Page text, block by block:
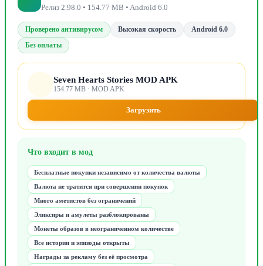
Релиз 2.98.0 • 154.77 MB • Android 6.0
Проверено антивирусом Высокая скорость
Android 6.0
Без оплаты
Seven Hearts Stories MOD APK
154.77 MB · MOD APK
Загрузить
Что входит в мод
Бесплатные покупки независимо от количества валюты
Валюта не тратится при совершении покупок
Много аметистов без ограничений
Эликсиры и амулеты разблокированы
Монеты образов в неограниченном количестве
Все истории и эпизоды открыты
Награды за рекламу без её просмотра